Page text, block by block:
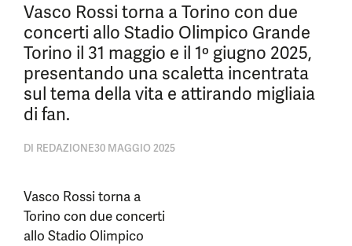
Vasco Rossi torna a Torino con due
concerti allo Stadio Olimpico Grande
Torino il 31 maggio e il 1º giugno 2025,
presentando una scaletta incentrata
sul tema della vita e attirando migliaia
di fan.
DI REDAZIONE30 MAGGIO 2025
Vasco Rossi torna a
Torino con due concerti
allo Stadio Olimpico